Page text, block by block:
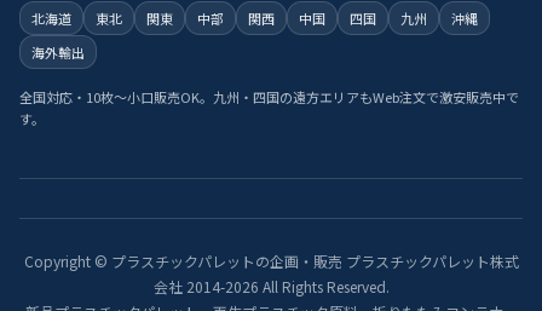
北海道 東北 関東 中部 関西 中国 四国 九州
沖縄
海外輸出
全国対応・10枚〜小口販売OK。九州・四国の遠方エリアもWeb注文で激安販売中で
す。
Copyright © プラスチックパレットの企画・販売 プラスチックパレット株式
会社 2014-2026 All Rights Reserved.